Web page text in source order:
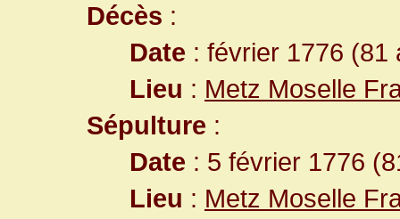
Décès :
Date : février 1776 (81
Lieu : Metz Moselle
Sépulture :
Date : 5 février 1776
Lieu : Metz Moselle